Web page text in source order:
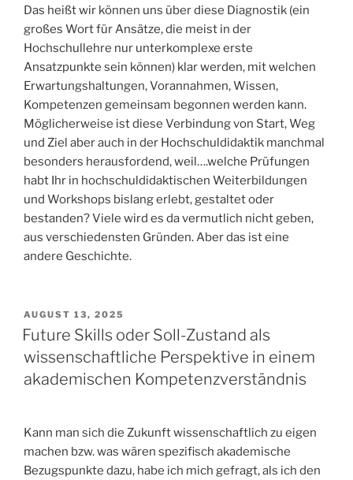
Das heißt wir können uns über diese Diagnostik (ein
großes Wort für Ansätze, die meist in der
Hochschullehre nur unterkomplexe erste
Ansatzpunkte sein können) klar werden, mit welchen
Erwartungshaltungen, Vorannahmen, Wissen,
Kompetenzen gemeinsam begonnen werden kann.
Möglicherweise ist diese Verbindung von Start, Weg
und Ziel aber auch in der Hochschuldidaktik manchmal
besonders herausfordend, weil….welche Prüfungen
habt Ihr in hochschuldidaktischen Weiterbildungen
und Workshops bislang erlebt, gestaltet oder
bestanden? Viele wird es da vermutlich nicht geben,
aus verschiedensten Gründen. Aber das ist eine
andere Geschichte.
VERÖFFENTLICHT
AM
AUGUST 13, 2025
Future Skills oder Soll-Zustand als
wissenschaftliche Perspektive in einem
akademischen Kompetenzverständnis
Kann man sich die Zukunft wissenschaftlich zu eigen
machen bzw. was wären spezifisch akademische
Bezugspunkte dazu, habe ich mich gefragt, als ich den